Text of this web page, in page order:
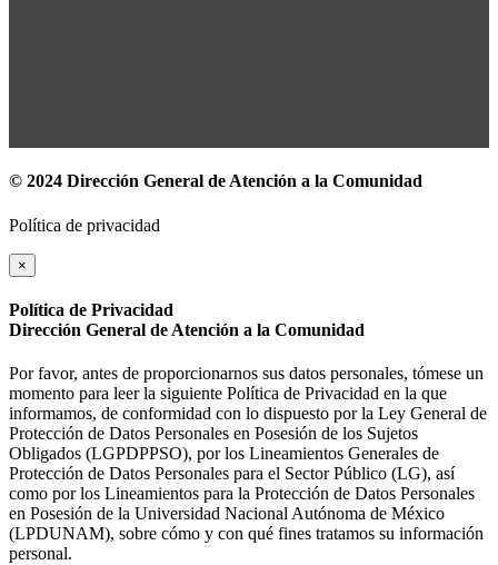
© 2024 Dirección General de Atención a la Comunidad
Política de privacidad
×
Política de Privacidad
Dirección General de Atención a la Comunidad
Por favor, antes de proporcionarnos sus datos personales, tómese un
momento para leer la siguiente Política de Privacidad en la que
informamos, de conformidad con lo dispuesto por la Ley General de
Protección de Datos Personales en Posesión de los Sujetos
Obligados (LGPDPPSO), por los Lineamientos Generales de
Protección de Datos Personales para el Sector Público (LG), así
como por los Lineamientos para la Protección de Datos Personales
en Posesión de la Universidad Nacional Autónoma de México
(LPDUNAM), sobre cómo y con qué fines tratamos su información
personal.